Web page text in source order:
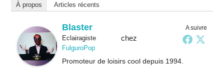
À propos Articles récents
A suivre
Blaster
Eclairagistechez
FulguroPop
Promoteur de loisirs cool depuis 1994.